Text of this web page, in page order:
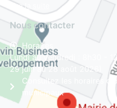
Lire la suite
Nous contacter
Horaires
Lundi au vendredi : 8h30 -
29 juin au 28 août 2026)
Consultez les horaires
municipaux